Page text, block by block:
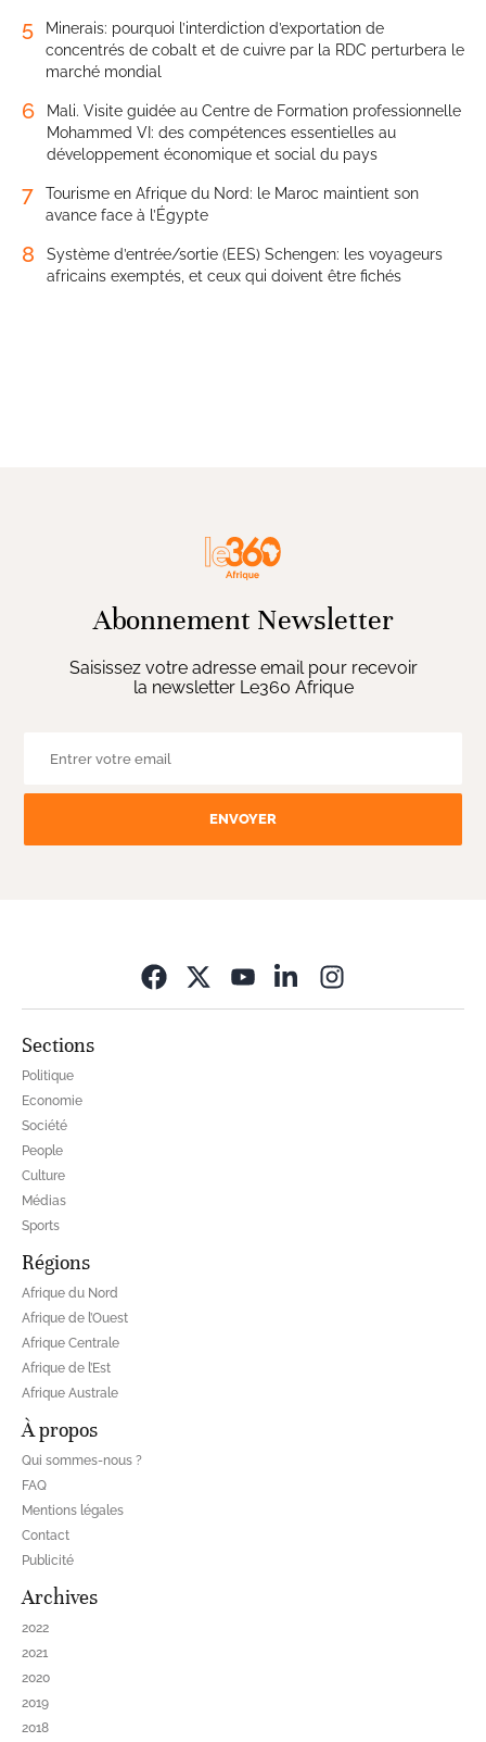
5
Minerais: pourquoi l’interdiction d’exportation de
concentrés de cobalt et de cuivre par la RDC perturbera le
marché mondial
6
Mali. Visite guidée au Centre de Formation professionnelle
Mohammed VI: des compétences essentielles au
développement économique et social du pays
7
Tourisme en Afrique du Nord: le Maroc maintient son
avance face à l’Égypte
8
Système d’entrée/sortie (EES) Schengen: les voyageurs
africains exemptés, et ceux qui doivent être fichés
Abonnement Newsletter
Saisissez votre adresse email pour recevoir
la newsletter Le360 Afrique
ENVOYER
Sections
Politique
Economie
Société
People
Culture
Médias
Sports
Régions
Afrique du Nord
Afrique de l’Ouest
Afrique Centrale
Afrique de l’Est
Afrique Australe
À propos
Qui sommes-nous ?
FAQ
Mentions légales
Contact
Publicité
Archives
2022
2021
2020
2019
2018